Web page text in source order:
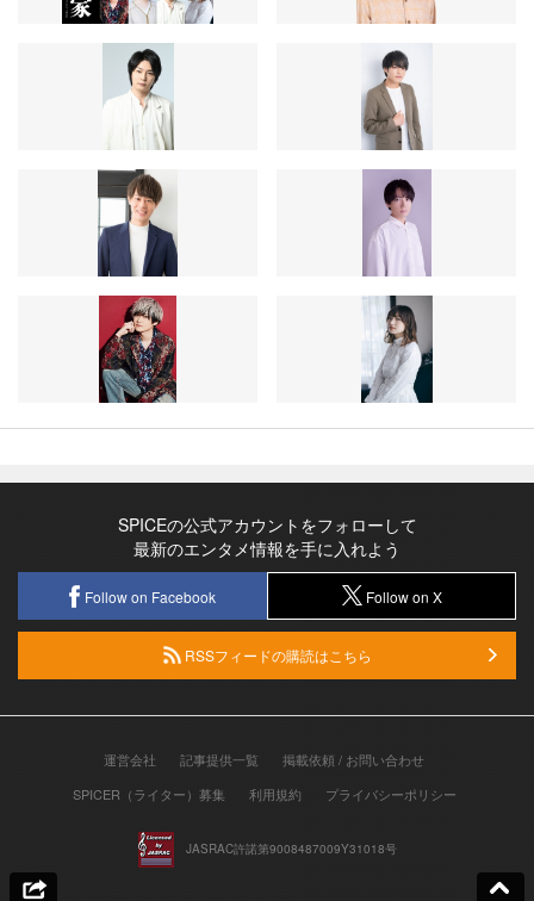
SPICEの公式アカウントをフォローして
最新のエンタメ情報を手に入れよう
Follow on Facebook Follow on X
RSSフィードの購読はこちら
運営会社 記事提供一覧
掲載依頼 / お問い合わせ
SPICER（ライター）募集
利用規約 プライバシーポリシー
JASRAC許諾第9008487009Y31018号